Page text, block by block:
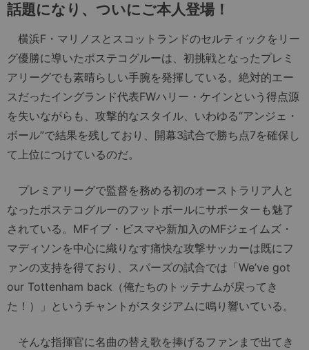
話題になり、ついにご本人登場！
横浜F・マリノスとスコットランドのセルティックをリー
グ優勝に導いたポステコグルーは、初挑戦となったプレミ
アリーグでも素晴らしい手腕を発揮している。絶対的エー
スだったイングランド代表FWハリー・ケインという得点源
を失いながらも、攻撃的なスタイル、いわゆる“アンジェ・
ボール”で結果を残しており、開幕3試合で勝ち点7を確保し
て上位につけているのだ。
プレミアリーグで監督を務める初のオーストラリア人と
なったポステコグルーのフットボールにサポーターも魅了
されている。MFイブ・ビスマや新加入のMFジェイムズ・
マディソンを中心に織りなす痛快な攻撃サッカーは既にフ
ァンの支持を得ており、スパーズの試合では「We’ve got
our Tottenham back（俺たちのトッテナムが戻ってき
た！）」というチャントがスタジアムに鳴り響いている。
そんな指揮官に名曲の替え歌を捧げるファンまで出てき